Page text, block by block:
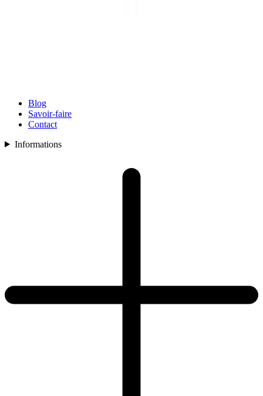
Blog
Savoir-faire
Contact
Informations